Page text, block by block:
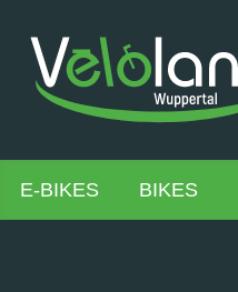
E-BIKES BIKES